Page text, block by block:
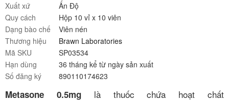
Xuất xứ
Ấn Độ
Quy cách
Hộp 10 vỉ x 10 viên
Dạng bào chế
Viên nén
Thương hiệu
Brawn Laboratories
Mã SKU
SP03534
Hạn dùng
36 tháng kể từ ngày sản xuất
Số đăng ký
890110174623
Metasone 0.5mglà thuốc chứa hoạt chất